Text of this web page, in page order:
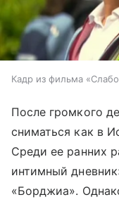
Кадр из фильма
После громкого
сниматься как в
Среди ее ранних
интимный
«Борджиа».